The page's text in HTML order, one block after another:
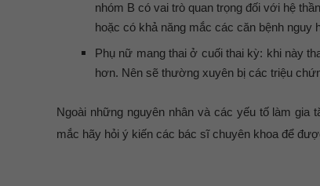
nhóm B có vai trò quan trọng đối với hệ
hoặc có khả năng mắc các căn bệnh nguy
Phụ nữ mang thai ở cuối thai kỳ: khi này
hơn. Nên sẽ thường xuyên bị các triệu
Ngoài những nguyên nhân và các yếu tố làm
mắc hãy hỏi ý kiến các bác sĩ chuyên khoa để